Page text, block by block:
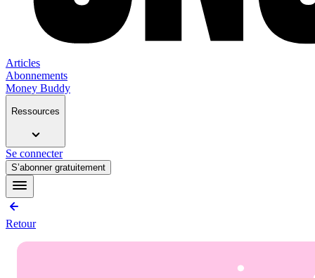
Articles
Abonnements
Money Buddy
Ressources
Se connecter
S’abonner gratuitement
Retour